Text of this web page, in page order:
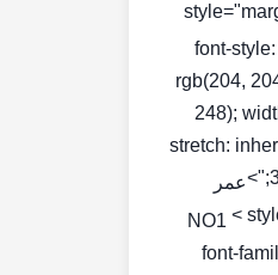
<
font-
rgb(204,
248);
stretch:
عمر
<
font-